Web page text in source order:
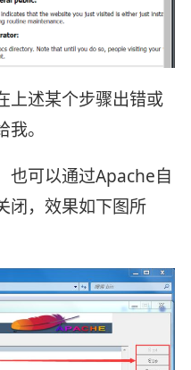
上述某个步骤出错或
。
也可以通过Apache自
闭，效果如下图所